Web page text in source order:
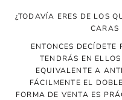
¿TODAVÍA ERES DE LOS
CARAS
ENTONCES
TENDRÁS EN
EQUIVALENTE A
FÁCILMENTE EL
FORMA DE VENTA ES